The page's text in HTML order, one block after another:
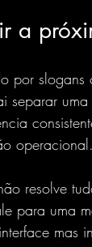
a
por
separar
operacional.
resolve
para uma
mas